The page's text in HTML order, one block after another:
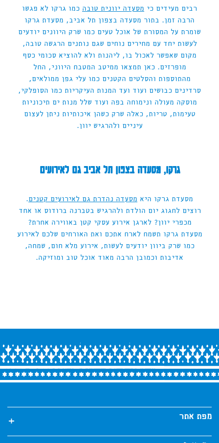
רבים מעידים כי מסעדה יוונית טובה כמו גרקו לא פגשו
הרבה זמן. בתור מסעדה בצפון תל אביב, מסעדת גרקו
שומרת על המסורת של אוכל טעים כמו שרק היוונים יודעים
לעשות יחד עם מחירים נוחים שגם נותנים הרגשה טובה,
מקום שאפשר לאכול בו, ליהנות ולא להוציא סכומי כסף
מופרזים. כאן תמצאו ממיטב המטבח היווני, החל
מהתוספות והסלטים הקטנים כמו עלי גפן ממולאים,
סרדינים כבושים ועוד ועד המנות העיקריות כמו הסופלקי,
מוסקה מעולה ונימוחה בפה ועוד שלל מנות ים תיכוניות
טעימות, טריות, כאלה שרק כשהן איכותיות ניתן לעצום
עיניים ולהרגיש יוון.
גרקו, מסעדה בצפון תל אביב גם לאירועים
מסעדת גרקו היא מסעדה נהדרת גם לאירועים קטנים.
רוצים לחגוג יום הולדת ולהרגיש בטברנה ברודוס או אחד
מכפרי יוון? לארגן אירוע עסקי קטן באווירה אחרת?
מסעדת גרקו תשמח לארח אתכם ואת האורחים שלכם לאירוע
כמו שרק ביוון יודעים לעשות, אירוע מלא חום, שמחה,
אדיבות וכמובן הרבה מאוד אוכל טוב ומוזיקה.
מפת אתר